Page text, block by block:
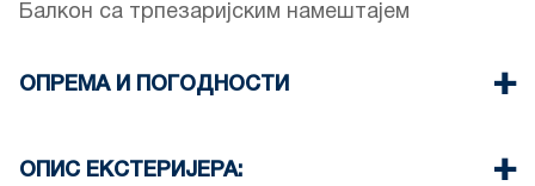
Балкон са трпезаријским намештајем
ОПРЕМА И ПОГОДНОСТИ
Два клима уређаја
ОПИС ЕКСТЕРИЈЕРА: